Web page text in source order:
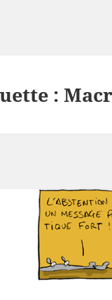
: